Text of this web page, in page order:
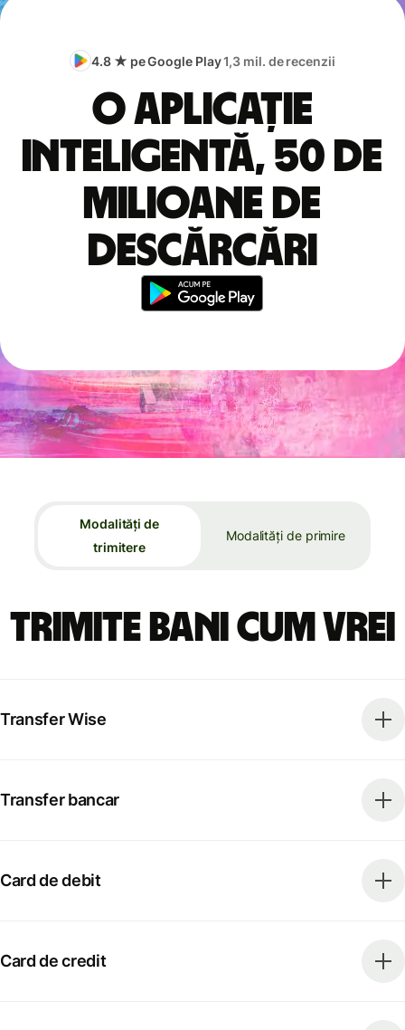
4.8 ★ pe Google Play1,3 mil. de recenzii
O aplicație
inteligentă, 50 de
milioane de
descărcări
Modalități de
trimitere
Modalități de primire
Trimite bani cum vrei
Transfer Wise
Transfer bancar
Card de debit
Card de credit